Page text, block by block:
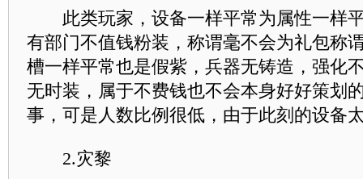
此类玩家，设备一样平常为属性一样
有部门不值钱粉装，称谓毫不会为礼包称
槽一样平常也是假紫，兵器无铸造，强化
无时装，属于不费钱也不会本身好好策划
事，可是人数比例很低，由于此刻的设备
2.灾黎